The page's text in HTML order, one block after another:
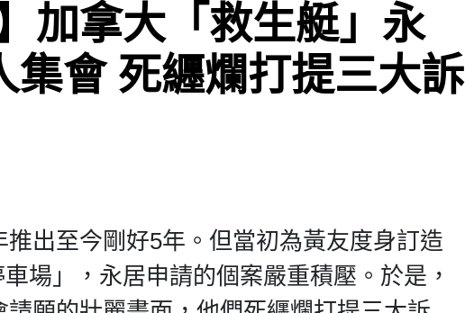
加拿大「救生艇」永
集會 死纒爛打提三大訴
出至今剛好5年。但當初為黃友度身訂造
場」，永居申請的個案嚴重積壓。於是，